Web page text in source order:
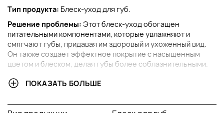
Тип продукта: Блеск-уход для губ.
Решение проблемы: Этот блеск-уход обогащен
питательными компонентами, которые увлажняют и
смягчают губы, придавая им здоровый и ухоженный вид.
Он также создает эффектное покрытие с насыщенным
цветом и блеском, делая губы более соблазнительными.
Ключевые компоненты:
экстракт портулака способствует защите губ от
ПОКАЗАТЬ БОЛЬШЕ